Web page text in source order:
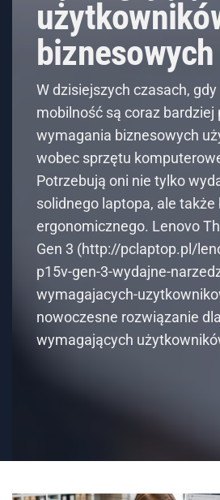
W dzisiejszych czasach, gdy
mobilność są coraz bardziej
wymagania biznesowych
wobec sprzętu
Potrzebują oni nie tylko
solidnego laptopa, ale także
ergonomicznego. Lenovo
Gen 3 (http://pclaptop.pl/
p15v-gen-3-wydajne-
wymagajacych-
nowoczesne rozwiązanie
wymagających